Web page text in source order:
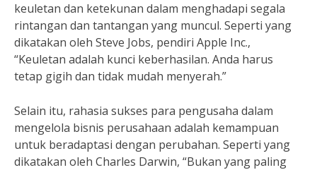
keuletan dan ketekunan dalam menghadapi segala
rintangan dan tantangan yang muncul. Seperti yang
dikatakan oleh Steve Jobs, pendiri Apple Inc.,
“Keuletan adalah kunci keberhasilan. Anda harus
tetap gigih dan tidak mudah menyerah.”
Selain itu, rahasia sukses para pengusaha dalam
mengelola bisnis perusahaan adalah kemampuan
untuk beradaptasi dengan perubahan. Seperti yang
dikatakan oleh Charles Darwin, “Bukan yang paling